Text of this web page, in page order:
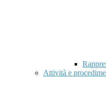
Attività e